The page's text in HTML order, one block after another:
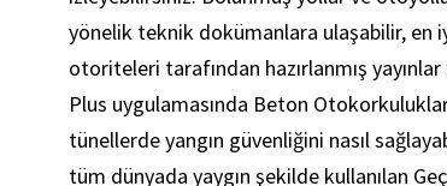
yönelik teknik dokümanlara ulaşabilir, en
otoriteleri tarafından hazırlanmış
Plus uygulamasında Beton
tünellerde yangın güvenliğini nasıl
tüm dünyada yaygın şekilde kullanılan